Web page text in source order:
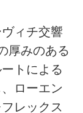
ィチ交響
厚みのある
トによる
ローエン
レックス